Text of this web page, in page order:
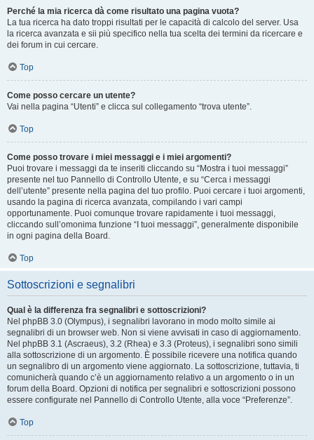
Perché la mia ricerca dà come risultato una pagina vuota?
La tua ricerca ha dato troppi risultati per le capacità di calcolo del server. Usa
la ricerca avanzata e sii più specifico nella tua scelta dei termini da ricercare e
dei forum in cui cercare.
Top
Come posso cercare un utente?
Vai nella pagina “Utenti” e clicca sul collegamento “trova utente”.
Top
Come posso trovare i miei messaggi e i miei argomenti?
Puoi trovare i messaggi da te inseriti cliccando su “Mostra i tuoi messaggi”
presente nel tuo Pannello di Controllo Utente, e su “Cerca i messaggi
dell’utente” presente nella pagina del tuo profilo. Puoi cercare i tuoi argomenti,
usando la pagina di ricerca avanzata, compilando i vari campi
opportunamente. Puoi comunque trovare rapidamente i tuoi messaggi,
cliccando sull’omonima funzione “I tuoi messaggi”, generalmente disponibile
in ogni pagina della Board.
Top
Sottoscrizioni e segnalibri
Qual è la differenza fra segnalibri e sottoscrizioni?
Nel phpBB 3.0 (Olympus), i segnalibri lavorano in modo molto simile ai
segnalibri di un browser web. Non si viene avvisati in caso di aggiornamento.
Nel phpBB 3.1 (Ascraeus), 3.2 (Rhea) e 3.3 (Proteus), i segnalibri sono simili
alla sottoscrizione di un argomento. È possibile ricevere una notifica quando
un segnalibro di un argomento viene aggiornato. La sottoscrizione, tuttavia, ti
comunicherà quando c’è un aggiornamento relativo a un argomento o in un
forum della Board. Opzioni di notifica per segnalibri e sottoscrizioni possono
essere configurate nel Pannello di Controllo Utente, alla voce “Preferenze”.
Top